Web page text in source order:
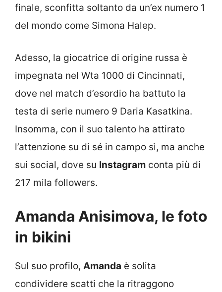
finale, sconfitta soltanto da un’ex numero 1
del mondo come Simona Halep.
Adesso, la giocatrice di origine russa è
impegnata nel Wta 1000 di Cincinnati,
dove nel match d’esordio ha battuto la
testa di serie numero 9 Daria Kasatkina.
Insomma, con il suo talento ha attirato
l’attenzione su di sé in campo sì, ma anche
sui social, dove su Instagram conta più di
217 mila followers.
Amanda Anisimova, le foto
in bikini
Sul suo profilo, Amanda è solita
condividere scatti che la ritraggono